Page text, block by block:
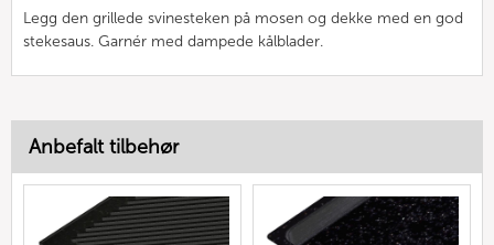
Legg den grillede svinesteken på mosen og dekke med en god
stekesaus. Garnér med dampede kålblader.
Anbefalt tilbehør